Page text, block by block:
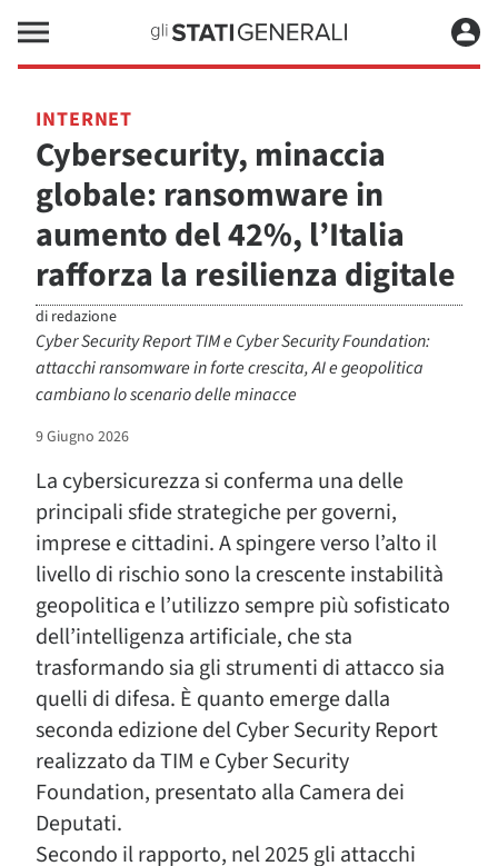
INTERNET
Cybersecurity, minaccia
globale: ransomware in
aumento del 42%, l’Italia
rafforza la resilienza digitale
di redazione
Cyber Security Report TIM e Cyber Security Foundation:
attacchi ransomware in forte crescita, AI e geopolitica
cambiano lo scenario delle minacce
9 Giugno 2026
La cybersicurezza si conferma una delle
principali sfide strategiche per governi,
imprese e cittadini. A spingere verso l’alto il
livello di rischio sono la crescente instabilità
geopolitica e l’utilizzo sempre più sofisticato
dell’intelligenza artificiale, che sta
trasformando sia gli strumenti di attacco sia
quelli di difesa. È quanto emerge dalla
seconda edizione del Cyber Security Report
realizzato da TIM e Cyber Security
Foundation, presentato alla Camera dei
Deputati.
Secondo il rapporto, nel 2025 gli attacchi